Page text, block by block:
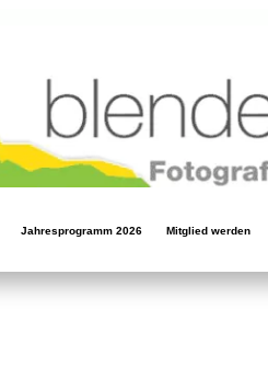
Jahresprogramm 2026 Mitglied werden